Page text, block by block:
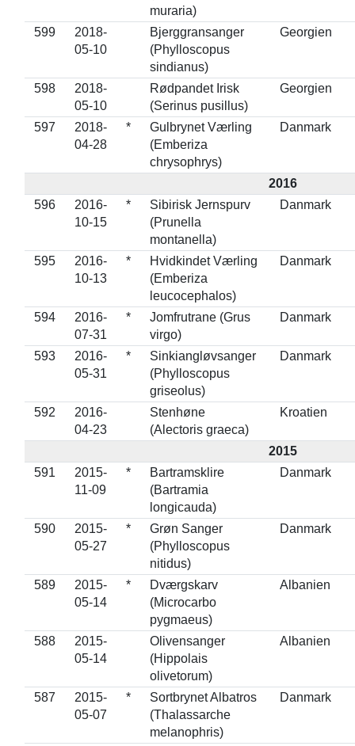
muraria)
599
2018-
05-10
Bjerggransanger
(Phylloscopus
sindianus)
Georgien
598
2018-
05-10
Rødpandet Irisk
(Serinus pusillus)
Georgien
597
2018-
04-28
*
Gulbrynet Værling
(Emberiza
chrysophrys)
Danmark
2016
596
2016-
10-15
*
Sibirisk Jernspurv
(Prunella
montanella)
Danmark
595
2016-
10-13
*
Hvidkindet Værling
(Emberiza
leucocephalos)
Danmark
594
2016-
07-31
*
Jomfrutrane (Grus
virgo)
Danmark
593
2016-
05-31
*
Sinkiangløvsanger
(Phylloscopus
griseolus)
Danmark
592
2016-
04-23
Stenhøne
(Alectoris graeca)
Kroatien
2015
591
2015-
11-09
*
Bartramsklire
(Bartramia
longicauda)
Danmark
590
2015-
05-27
*
Grøn Sanger
(Phylloscopus
nitidus)
Danmark
589
2015-
05-14
*
Dværgskarv
(Microcarbo
pygmaeus)
Albanien
588
2015-
05-14
Olivensanger
(Hippolais
olivetorum)
Albanien
587
2015-
05-07
*
Sortbrynet Albatros
(Thalassarche
melanophris)
Danmark